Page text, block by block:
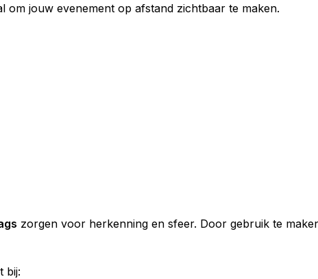
om jouw evenement op afstand zichtbaar te maken.
zorgen voor herkenning en sfeer. Door gebruik te
bij: